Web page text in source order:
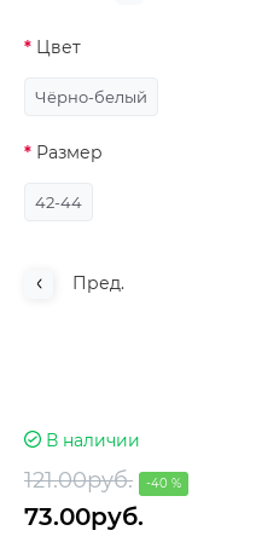
Цвет
Чёрно-белый
Размер
42-44
Пред.
В наличии
121.00руб. -40 %
73.00руб.